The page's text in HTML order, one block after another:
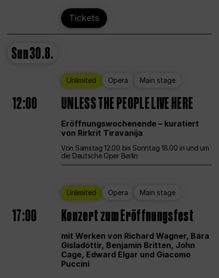
Tickets
Sun30.8.
Unlimited Opera Main stage
12:00 UNLESS THE PEOPLE LIVE HERE
Eröffnungswochenende – kuratiert
von Rirkrit Tiravanija
Von Samstag 12.00 bis Sonntag 18.00 in und um
die Deutsche Oper Berlin
Unlimited Opera Main stage
17:00 Konzert zum Eröffnungsfest
mit Werken von Richard Wagner, Bára
Gísladóttir, Benjamin Britten, John
Cage, Edward Elgar und Giacomo
Puccini